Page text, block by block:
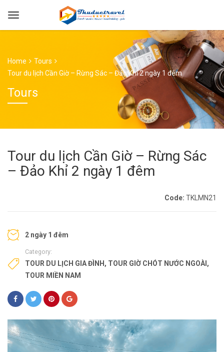
Home
Tours
Tour du lịch Cần Giờ – Rừng Sác – Đảo Khỉ 2 ngày 1 đêm
Tours
Tour du lịch Cần Giờ – Rừng Sác
– Đảo Khỉ 2 ngày 1 đêm
Code: TKLMN21
2 ngày 1 đêm
Category:
TOUR DU LỊCH GIA ĐÌNH , TOUR GIỜ CHÓT NƯỚC NGOÀI ,
TOUR MIỀN NAM